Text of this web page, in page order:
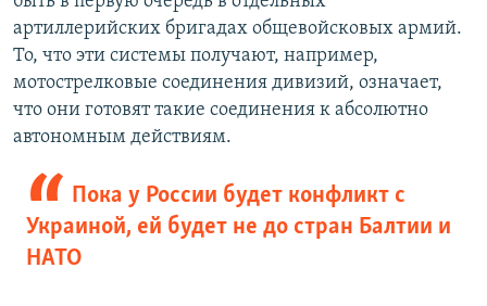
артиллерийских бригадах общевойсковых армий.
То, что эти системы получают, например,
мотострелковые соединения дивизий, означает,
что они готовят такие соединения к абсолютно
автономным действиям.
Пока у России будет конфликт с
Украиной, ей будет не до стран Балтии и
НАТО